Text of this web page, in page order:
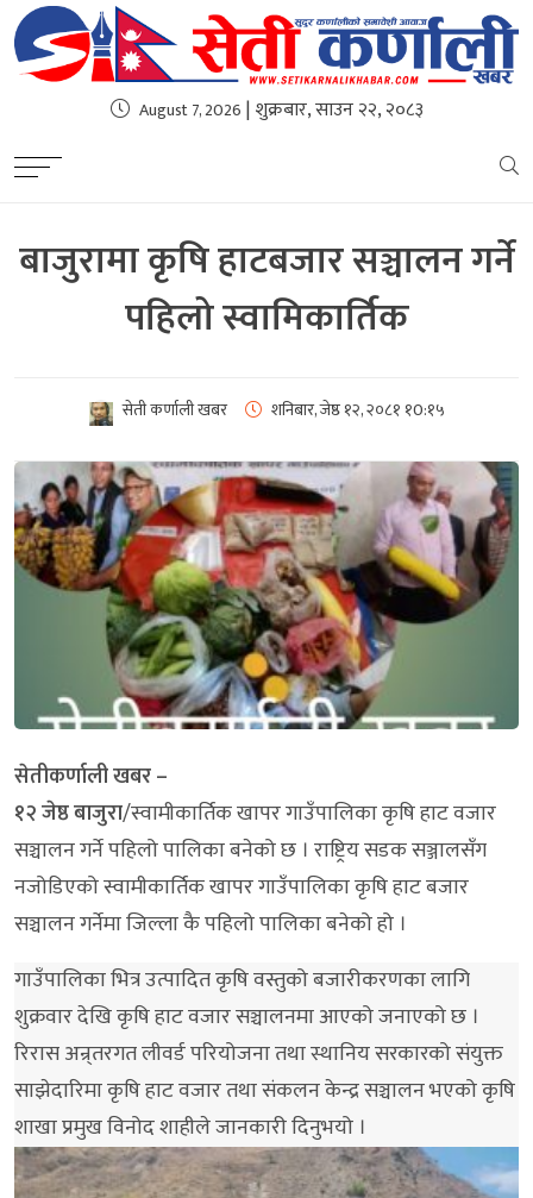
August 7, 2026 | शुक्रबार, साउन २२, २०८३
बाजुरामा कृषि हाटबजार सञ्चालन गर्ने
पहिलो स्वामिकार्तिक
सेती कर्णाली खबर शनिबार, जेष्ठ १२, २०८१ १0:१५
सेतीकर्णाली खबर –
१२ जेष्ठ बाजुरा/स्वामीकार्तिक खापर गाउँपालिका कृषि हाट वजार
सञ्चालन गर्ने पहिलो पालिका बनेको छ । राष्ट्रिय सडक सञ्जालसँग
नजोडिएको स्वामीकार्तिक खापर गाउँपालिका कृषि हाट बजार
सञ्चालन गर्नेमा जिल्ला कै पहिलो पालिका बनेको हो ।
गाउँपालिका भित्र उत्पादित कृषि वस्तुको बजारीकरणका लागि
शुक्रवार देखि कृषि हाट वजार सञ्चालनमा आएको जनाएको छ ।
रिरास अन्र्तरगत लीवर्ड परियोजना तथा स्थानिय सरकारको संयुक्त
साझेदारिमा कृषि हाट वजार तथा संकलन केन्द्र सञ्चालन भएको कृषि
शाखा प्रमुख विनोद शाहीले जानकारी दिनुभयो ।